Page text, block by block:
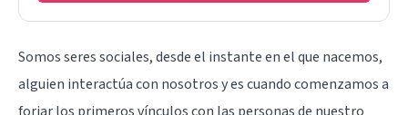
Somos seres sociales, desde el instante en el que nacemos,
alguien interactúa con nosotros y es cuando comenzamos a